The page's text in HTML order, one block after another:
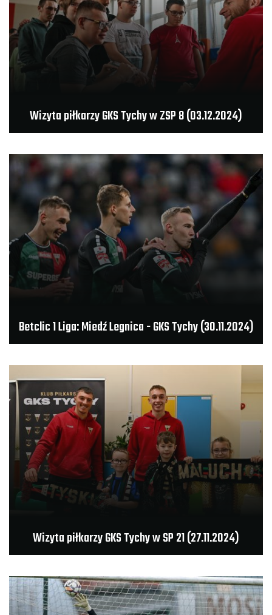
Wizyta piłkarzy GKS Tychy w ZSP 8 (03.12.2024)
Betclic 1 Liga: Miedź Legnica - GKS Tychy (30.11.2024)
Wizyta piłkarzy GKS Tychy w SP 21 (27.11.2024)